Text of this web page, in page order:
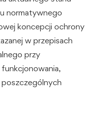
normatywnego
koncepcji ochrony
w przepisach
przy
poszczególnych